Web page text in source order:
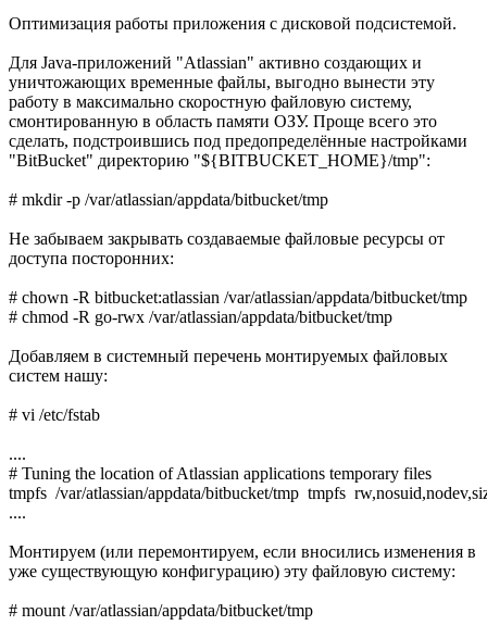
Оптимизация работы приложения с дисковой подсистемой.
Для Java-приложений "Atlassian" активно создающих и
уничтожающих временные файлы, выгодно вынести эту
работу в максимально скоростную файловую систему,
смонтированную в область памяти ОЗУ. Проще всего это
сделать, подстроившись под предопределённые настройками
"BitBucket" директорию "${BITBUCKET_HOME}/tmp":
# mkdir -p /var/atlassian/appdata/bitbucket/tmp
Не забываем закрывать создаваемые файловые ресурсы от
доступа посторонних:
# chown -R bitbucket:atlassian /var/atlassian/appdata/bitbucket/tmp
# chmod -R go-rwx /var/atlassian/appdata/bitbucket/tmp
Добавляем в системный перечень монтируемых файловых
систем нашу:
# vi /etc/fstab
....
# Tuning the location of Atlassian applications temporary files
tmpfs /var/atlassian/appdata/bitbucket/tmp tmpfs
....
Монтируем (или перемонтируем, если вносились изменения в
уже существующую конфигурацию) эту файловую систему:
# mount /var/atlassian/appdata/bitbucket/tmp